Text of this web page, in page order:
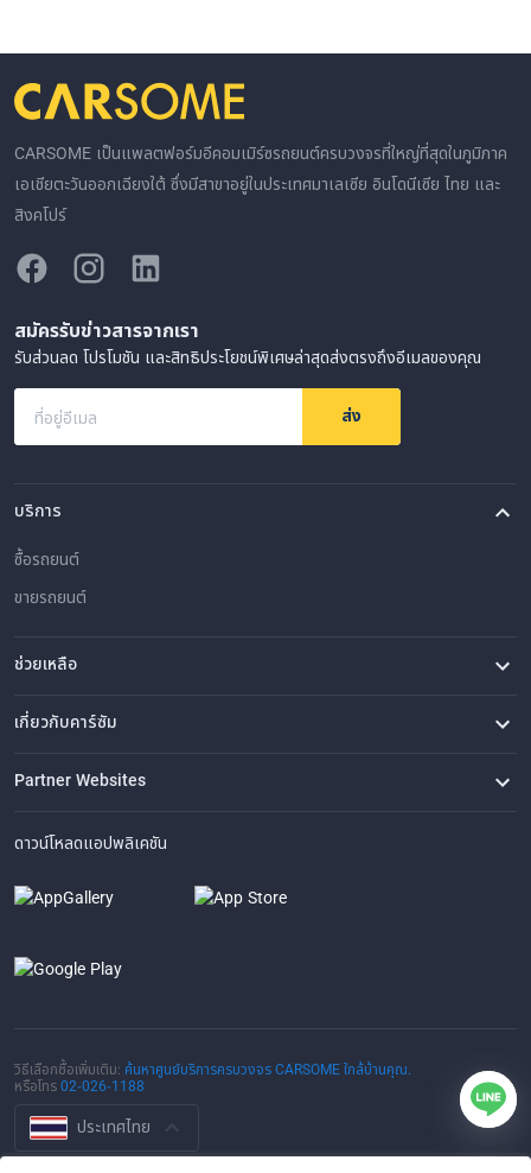
CARSOME เป็นแพลตฟอร์มอีคอมเมิร์ซรถยนต์ครบวงจรที่ใหญ่ที่สุดในภูมิภาค
เอเชียตะวันออกเฉียงใต้ ซึ่งมีสาขาอยู่ในประเทศมาเลเซีย อินโดนีเซีย ไทย และ
สิงคโปร์
สมัครรับข่าวสารจากเรา
รับส่วนลด โปรโมชัน และสิทธิประโยชน์พิเศษล่าสุดส่งตรงถึงอีเมลของคุณ
ที่อยู่อีเมล ส่ง
บริการ
ซื้อรถยนต์
ขายรถยนต์
ช่วยเหลือ
คำถามที่พบบ่อย
ติดต่อเรา
ที่ตั้งของเรา
เกี่ยวกับคาร์ซัม
เรื่องราวของเรา
ซื้อรถจาก CARSOME
บทความ
การแจ้งเบาะแส
ร่วมงานกับเรา
Partner Websites
AutoFun
One2Car
AutoSpinn
CarTimes
ดาวน์โหลดแอปพลิเคชัน
วิธีเลือกซื้อเพิ่มเติม: ค้นหาศูนย์บริการครบวงจร CARSOME ใกล้บ้านคุณ.
หรือโทร02-026-1188
ประเทศไทย